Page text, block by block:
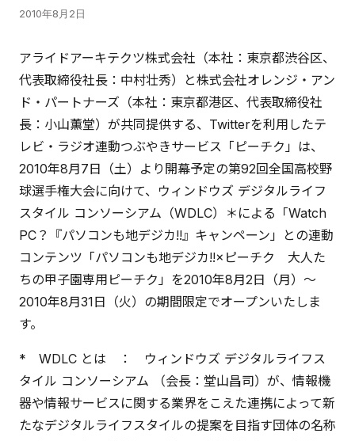
2010年8月2日
アライドアーキテクツ株式会社（本社：東京都渋谷区、
代表取締役社長：中村壮秀）と株式会社オレンジ・アン
ド・パートナーズ（本社：東京都港区、代表取締役社
長：小山薫堂）が共同提供する、Twitterを利用したテ
レビ・ラジオ連動つぶやきサービス「ピーチク」は、
2010年8月7日（土）より開幕予定の第92回全国高校野
球選手権大会に向けて、ウィンドウズ デジタルライフ
スタイル コンソーシアム（WDLC）＊による「Watch
PC？『パソコンも地デジカ!!』キャンペーン」との連動
コンテンツ「パソコンも地デジカ!!×ピーチク 大人た
ちの甲子園専用ピーチク」を2010年8月2日（月）～
2010年8月31日（火）の期間限定でオープンいたしま
す。
* WDLC とは ： ウィンドウズ デジタルライフス
タイル コンソーシアム （会長：堂山昌司）が、情報機
器や情報サービスに関する業界をこえた連携によって新
たなデジタルライフスタイルの提案を目指す団体の名称